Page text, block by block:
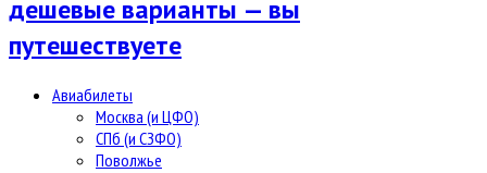
дешевые варианты — вы
путешествуете
Авиабилеты
Москва (и ЦФО)
СПб (и СЗФО)
Поволжье